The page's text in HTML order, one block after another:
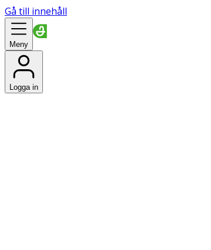
Gå till innehåll
Meny
Logga in